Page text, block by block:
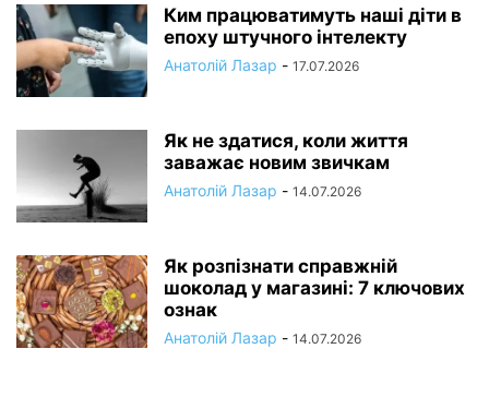
Ким працюватимуть наші діти в
епоху штучного інтелекту
Анатолій Лазар - 17.07.2026
Як не здатися, коли життя
заважає новим звичкам
Анатолій Лазар - 14.07.2026
Як розпізнати справжній
шоколад у магазині: 7 ключових
ознак
Анатолій Лазар - 14.07.2026